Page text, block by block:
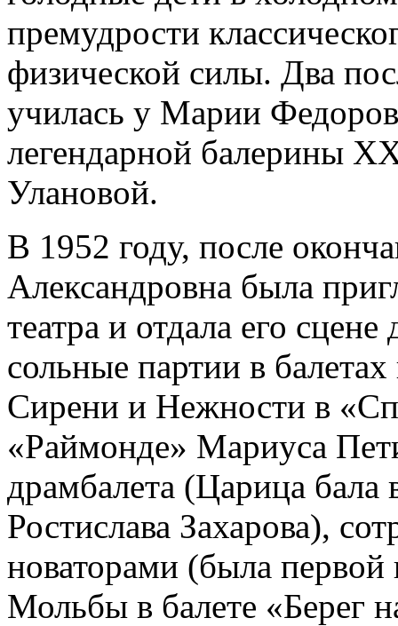
премудрости
физической силы. Два
училась у Марии
легендарной балерины
Улановой.
В 1952 году, после
Александровна была
театра и отдала его
сольные партии в
Сирени и Нежности в
«Раймонде» Мариуса
драмбалета (Царица
Ростислава Захарова),
новаторами (была
Мольбы в балете «Берег